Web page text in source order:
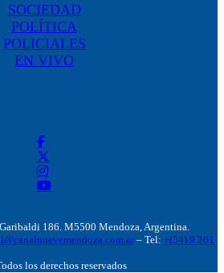
SOCIEDAD
POLÍTICA
POLICIALES
EN VIVO
186. M5500 Mendoza, Argentina.
– Tel: +(54) 9 261
los derechos reservados